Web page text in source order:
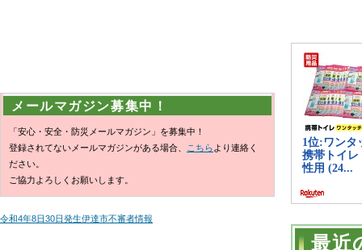
最近
メールマガジン募集中！
「安心・安全・防災メールマガジン」を募集中！
登録されてないメールマガジンがある場合、
こちら より連絡く
ださい。
ご協力よろしくお願いします。
令和4年8日30日発生伊達市不審者情報